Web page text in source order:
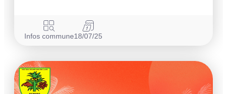
Infos commune18/07/25